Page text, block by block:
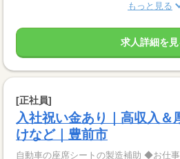
もっと見る
求人詳細を見
[正社員]
入社祝い金あり｜高収入＆
けなど｜豊前市
自動車の座席シートの製造補助 ◆お仕事内容 ￣￣￣￣￣￣￣ ファミ